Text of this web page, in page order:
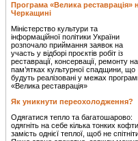
Програма «Велика реставрація»
Черкащині
Міністерство культури та
інформаційної політики України
розпочало приймання заявок на
участь у відборі проєктів робіт із
реставрації, консервації, ремонту на
пам’ятках культурної спадщини, що
будуть реалізовані у межах
«Велика реставрація»
Як уникнути переохолодження?
Одягатися тепло та багатошарово:
одягніть на себе кілька тонких
замість однієї теплої, щоб не